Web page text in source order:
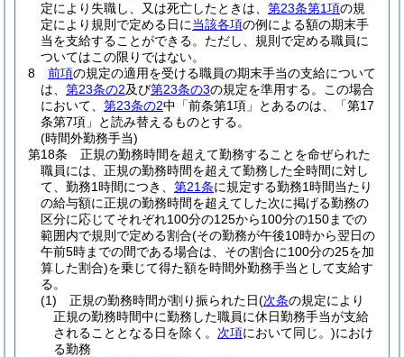
定により失職し、又は死亡したときは、 第23条第1項の規
定により規則で定める日に当該各項の例による額の期末手
当を支給することができる。 ただし、規則で定める職員に
ついてはこの限りではない。
8
前項の規定の適用を受ける職員の期末手当の支給について
は、 第23条の2及び第23条の3の規定を準用する。
この場合
において、 第23条の2中「前条第1項」とあるのは、「第17
条第7項」と読み替えるものとする。
(時間外勤務手当)
第18条
正規の勤務時間を超えて勤務することを命ぜられた
職員には、正規の勤務時間を超えて勤務した全時間に対し
て、勤務1時間につき、 第21条に規定する勤務1時間当たり
の給与額に正規の勤務時間を超えてした次に掲げる勤務の
区分に応じてそれぞれ100分の125から100分の150までの
範囲内で規則で定める割合(その勤務が午後10時から翌日の
午前5時までの間である場合は、その割合に100分の25を加
算した割合)を乗じて得た額を時間外勤務手当として支給す
る。
(1)
正規の勤務時間が割り振られた日(次条の規定により
正規の勤務時間中に勤務した職員に休日勤務手当が支給
されることとなる日を除く。 次項において同じ。)におけ
る勤務